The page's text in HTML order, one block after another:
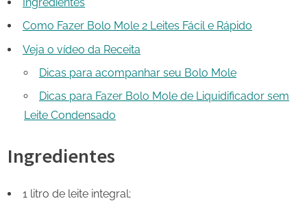
Como Fazer Bolo Mole 2 Leites Fácil e Rápido
Veja o vídeo da Receita
Dicas para acompanhar seu Bolo Mole
Dicas para Fazer Bolo Mole de Liquidificador sem
Leite Condensado
Ingredientes
1 litro de leite integral;